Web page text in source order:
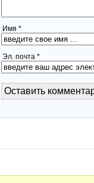
Имя *
Эл. почта *